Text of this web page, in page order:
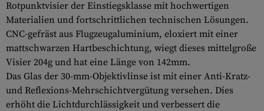
Rotpunktvisier der Einstiegsklasse mit hochwertigen
Materialien und fortschrittlichen technischen Lösungen.
CNC-gefräst aus Flugzeugaluminium, eloxiert mit einer
mattschwarzen Hartbeschichtung, wiegt dieses mittelgroße
Visier 204g und hat eine Länge von 142mm.
Das Glas der 30-mm-Objektivlinse ist mit einer Anti-Kratz-
und Reflexions-Mehrschichtvergütung versehen. Dies
erhöht die Lichtdurchlässigkeit und verbessert die